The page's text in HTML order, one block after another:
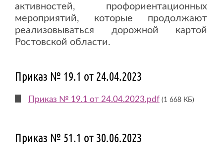
активностей, профориентационных
мероприятий, которые продолжают
реализовываться дорожной картой
Ростовской области.
Приказ № 19.1 от 24.04.2023
Приказ № 19.1 от 24.04.2023.pdf (1 668 КБ)
Приказ № 51.1 от 30.06.2023